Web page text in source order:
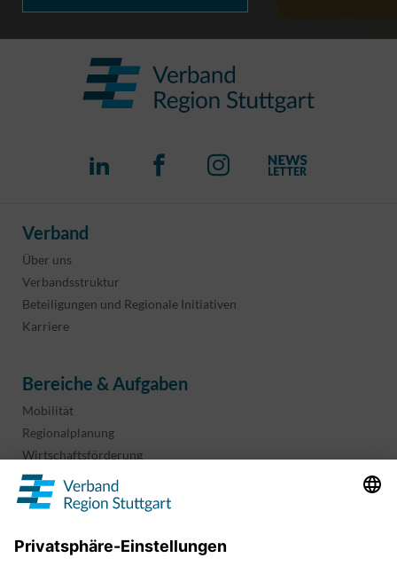
Verband
Über uns
Verbandsstruktur
Beteiligungen und Regionale Initiativen
Karriere
Bereiche & Aufgaben
Mobilität
Regionalplanung
Wirtschaftsförderung
Sport und Kultur
Projekte & Programme